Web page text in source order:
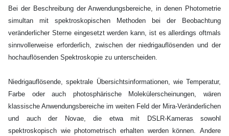
Bei der Beschreibung der Anwendungsbereiche, in denen Photometrie
simultan mit spektroskopischen Methoden bei der Beobachtung
veränderlicher Sterne eingesetzt werden kann, ist es allerdings oftmals
sinnvollerweise erforderlich, zwischen der niedrigauflösenden und der
hochauflösenden Spektroskopie zu unterscheiden.
Niedrigauflösende, spektrale Übersichtsinformationen, wie Temperatur,
Farbe oder auch photosphärische Molekülerscheinungen, wären
klassische Anwendungsbereiche im weiten Feld der Mira-Veränderlichen
und auch der Novae, die etwa mit DSLR-Kameras sowohl
spektroskopisch wie photometrisch erhalten werden können. Andere